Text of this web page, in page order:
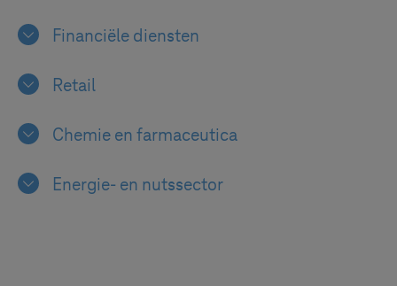
Financiële diensten
Retail
Chemie en farmaceutica
Energie- en nutssector